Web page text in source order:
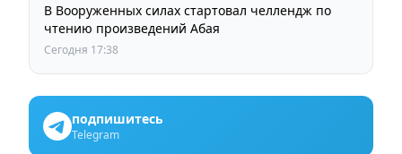
В Вооруженных силах стартовал челлендж по
чтению произведений Абая
Сегодня 17:38
подпишитесь
Telegram